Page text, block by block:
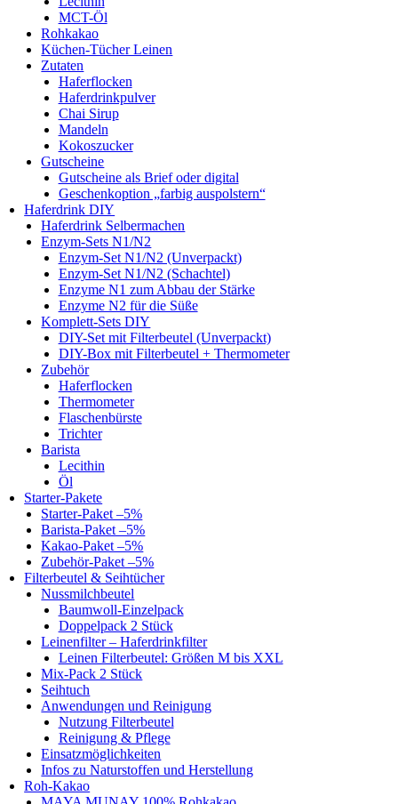
MCT-Öl
Rohkakao
Küchen-Tücher Leinen
Zutaten
Haferflocken
Haferdrinkpulver
Chai Sirup
Mandeln
Kokoszucker
Gutscheine
Gutscheine als Brief oder digital
Geschenkoption „farbig auspolstern“
Haferdrink DIY
Haferdrink Selbermachen
Enzym-Sets N1/N2
Enzym-Set N1/N2 (Unverpackt)
Enzym-Set N1/N2 (Schachtel)
Enzyme N1 zum Abbau der Stärke
Enzyme N2 für die Süße
Komplett-Sets DIY
DIY-Set mit Filterbeutel (Unverpackt)
DIY-Box mit Filterbeutel + Thermometer
Zubehör
Haferflocken
Thermometer
Flaschenbürste
Trichter
Barista
Lecithin
Öl
Starter-Pakete
Starter-Paket –5%
Barista-Paket –5%
Kakao-Paket –5%
Zubehör-Paket –5%
Filterbeutel & Seihtücher
Nussmilchbeutel
Baumwoll-Einzelpack
Doppelpack 2 Stück
Leinenfilter – Haferdrinkfilter
Leinen Filterbeutel: Größen M bis XXL
Mix-Pack 2 Stück
Seihtuch
Anwendungen und Reinigung
Nutzung Filterbeutel
Reinigung & Pflege
Einsatzmöglichkeiten
Infos zu Naturstoffen und Herstellung
Roh-Kakao